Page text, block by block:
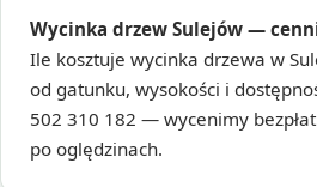
Wycinka drzew Sulejów —
Ile kosztuje wycinka drzewa w
od gatunku, wysokości i
502 310 182 — wycenimy
po oględzinach.